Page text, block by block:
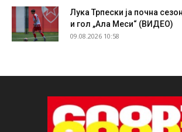
Лука Трпески ја почна
и гол „Ала Меси“ (ВИДЕО)
09.08.2026 10:58